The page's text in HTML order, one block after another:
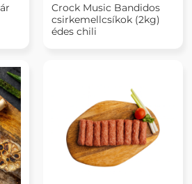
Crock Music Bandidos
csirkemellcsíkok (2kg)
édes chili